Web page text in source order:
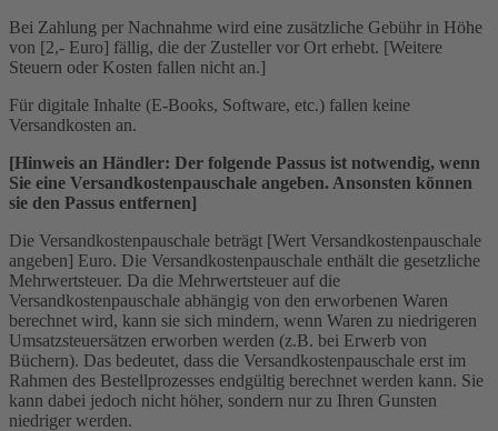
Bei Zahlung per Nachnahme wird eine zusätzliche Gebühr in Höhe
von [2,- Euro] fällig, die der Zusteller vor Ort erhebt. [Weitere
Steuern oder Kosten fallen nicht an.]
Für digitale Inhalte (E-Books, Software, etc.) fallen keine
Versandkosten an.
[Hinweis an Händler: Der folgende Passus ist notwendig, wenn
Sie eine Versandkostenpauschale angeben. Ansonsten können
sie den Passus entfernen]
Die Versandkostenpauschale beträgt [Wert Versandkostenpauschale
angeben] Euro. Die Versandkostenpauschale enthält die gesetzliche
Mehrwertsteuer. Da die Mehrwertsteuer auf die
Versandkostenpauschale abhängig von den erworbenen Waren
berechnet wird, kann sie sich mindern, wenn Waren zu niedrigeren
Umsatzsteuersätzen erworben werden (z.B. bei Erwerb von
Büchern). Das bedeutet, dass die Versandkostenpauschale erst im
Rahmen des Bestellprozesses endgültig berechnet werden kann. Sie
kann dabei jedoch nicht höher, sondern nur zu Ihren Gunsten
niedriger werden.